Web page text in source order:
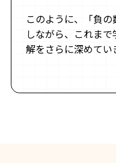
このように、「負
しながら、これま
解をさらに深めてい